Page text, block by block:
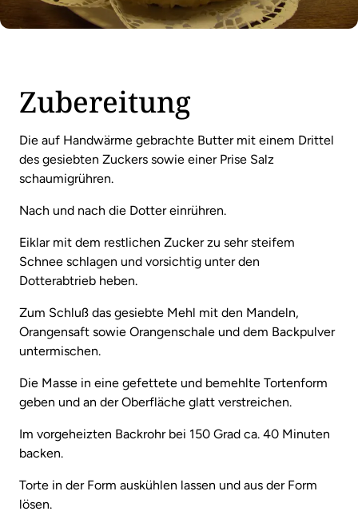
Zubereitung
Die auf Handwärme gebrachte Butter mit einem Drittel
des gesiebten Zuckers sowie einer Prise Salz
schaumigrühren.
Nach und nach die Dotter einrühren.
Eiklar mit dem restlichen Zucker zu sehr steifem
Schnee schlagen und vorsichtig unter den
Dotterabtrieb heben.
Zum Schluß das gesiebte Mehl mit den Mandeln,
Orangensaft sowie Orangenschale und dem Backpulver
untermischen.
Die Masse in eine gefettete und bemehlte Tortenform
geben und an der Oberfläche glatt verstreichen.
Im vorgeheizten Backrohr bei 150 Grad ca. 40 Minuten
backen.
Torte in der Form auskühlen lassen und aus der Form
lösen.